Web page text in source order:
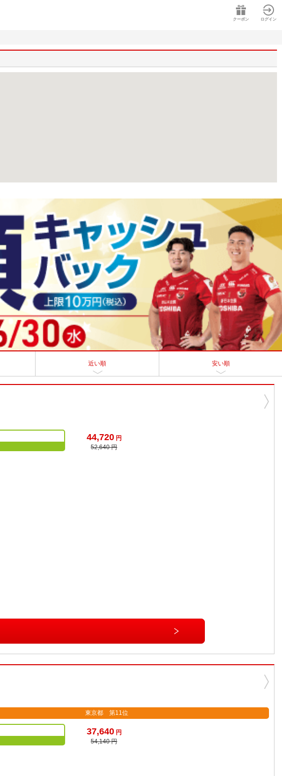
クーポン ログイン
近い順 安い順
44,720円
52,640 円
東京都 第11位
37,640円
54,140 円